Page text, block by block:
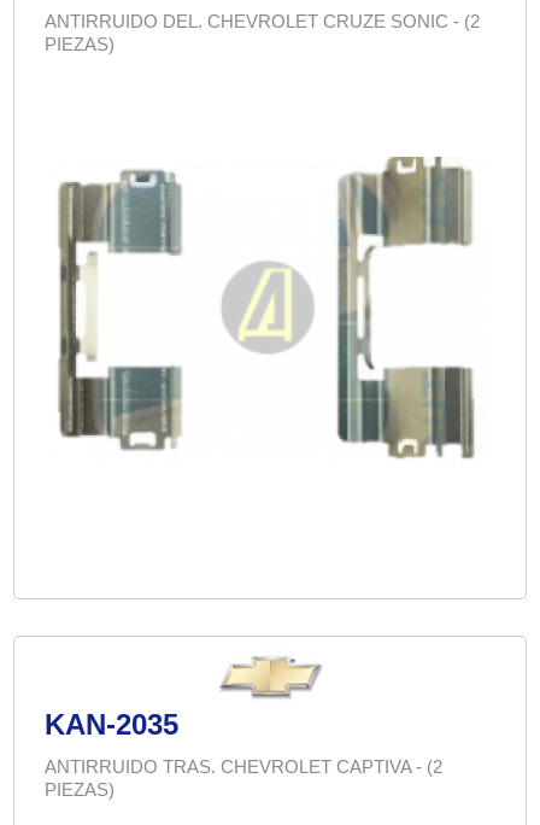
ANTIRRUIDO DEL. CHEVROLET CRUZE SONIC - (2
PIEZAS)
KAN-2035
ANTIRRUIDO TRAS. CHEVROLET CAPTIVA - (2
PIEZAS)